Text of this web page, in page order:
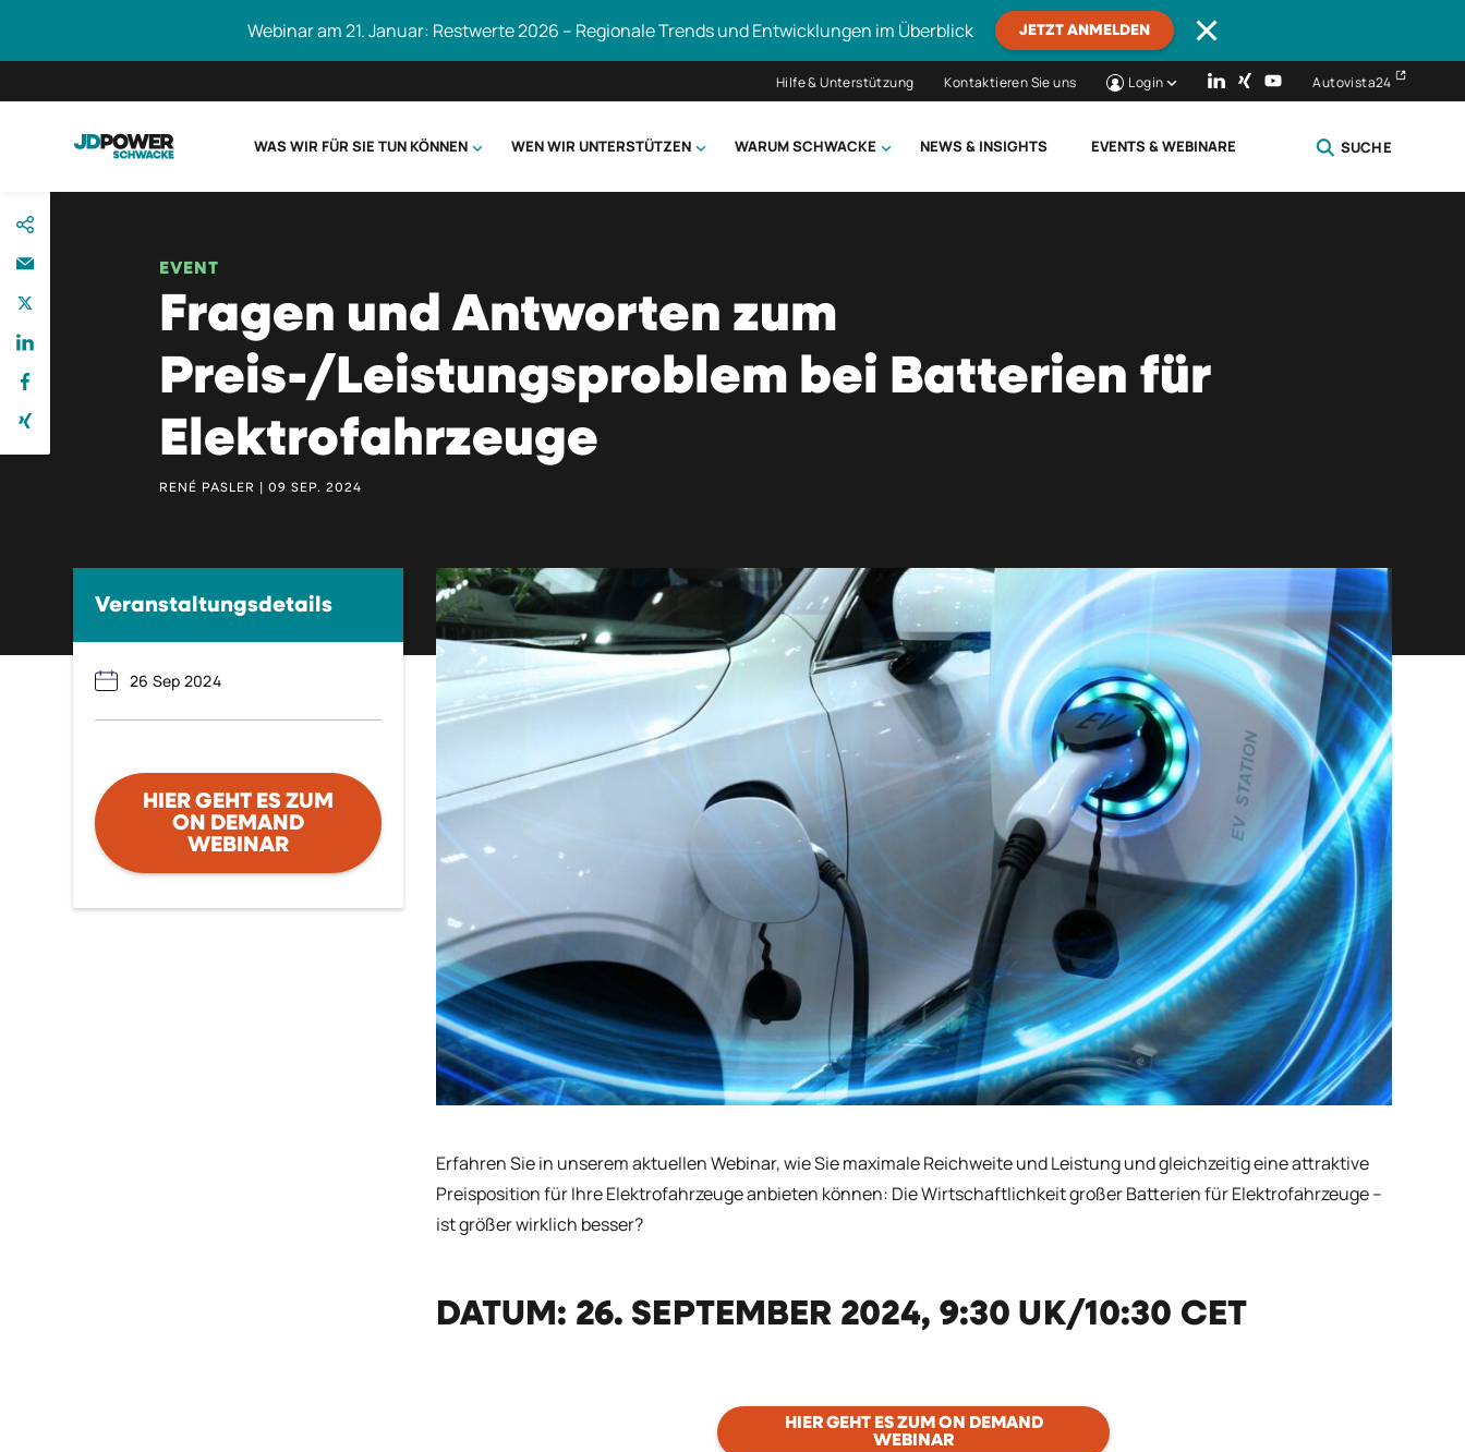
zum
Inhalt
Webinar am 21. Januar: Restwerte 2026 – Regionale Trends und Entwicklungen im Überblick JETZT ANMELDEN
Hilfe & Unterstützung Kontaktieren Sie uns Login Autovista24
WAS WIR FÜR SIE TUN KÖNNEN WEN WIR UNTERSTÜTZEN WARUM SCHWACKE NEWS & INSIGHTS EVENTS & WEBINARE SUCHE
EVENT
Fragen und Antworten zum
Preis-/Leistungsproblem bei Batterien für
Elektrofahrzeuge
RENÉ PASLER | 09 SEP. 2024
Veranstaltungsdetails
26 Sep 2024
HIER GEHT ES ZUM
ON DEMAND
WEBINAR
Erfahren Sie in unserem aktuellen Webinar, wie Sie maximale Reichweite und Leistung und gleichzeitig eine attraktive
Preisposition für Ihre Elektrofahrzeuge anbieten können: Die Wirtschaftlichkeit großer Batterien für Elektrofahrzeuge –
ist größer wirklich besser?
DATUM: 26. SEPTEMBER 2024, 9:30 UK/10:30 CET
HIER GEHT ES ZUM ON DEMAND
WEBINAR